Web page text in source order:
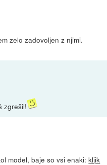
zelo zadovoljen z njimi.
zgrešil!
model, baje so vsi enaki:kljik